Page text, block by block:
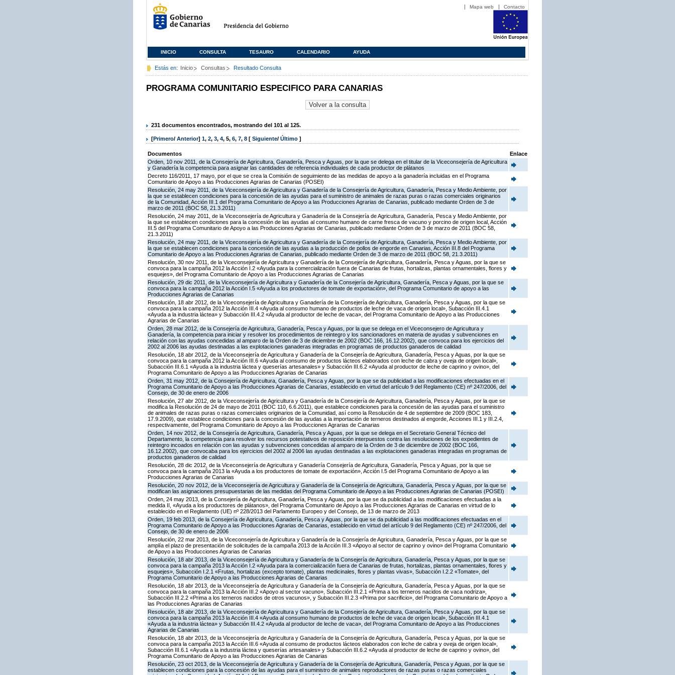
Mapa web Contacto
INICIO CONSULTA TESAURO CALENDARIO AYUDA
Estás en: Inicio Consultas Resultado Consulta
PROGRAMA COMUNITARIO ESPECIFICO PARA CANARIAS
231 documentos encontrados, mostrando del 101 al 125.
[Primero/ Anterior] 1, 2, 3, 4, 5, 6, 7, 8 [ Siguiente/ Último ]
Documentos
Enlace
Orden, 10 nov 2011, de la Consejería de Agricultura, Ganadería, Pesca y Aguas, por la que se delega en el titular de la Viceconsejería de Agricultura
y Ganadería la competencia para asignar las cantidades de referencia individuales de cada productor de plátanos
Decreto 116/2011, 17 mayo, por el que se crea la Comisión de seguimiento de las medidas de apoyo a la ganadería incluidas en el Programa
Comunitario de Apoyo a las Producciones Agrarias de Canarias (POSEI)
Resolución, 24 may 2011, de la Viceconsejería de Agricultura y Ganadería de la Consejería de Agricultura, Ganadería, Pesca y Medio Ambiente, por
la que se establecen condiciones para la concesión de las ayudas para el suministro de animales de razas puras o razas comerciales originarios
de la Comunidad, Acción III.1 del Programa Comunitario de Apoyo a las Producciones Agrarias de Canarias, publicado mediante Orden de 3 de
marzo de 2011 (BOC 58, 21.3.2011)
Resolución, 24 may 2011, de la Viceconsejería de Agricultura y Ganadería de la Consejería de Agricultura, Ganadería, Pesca y Medio Ambiente, por
la que se establecen condiciones para la concesión de las ayudas al consumo humano de carne fresca de vacuno y porcino de origen local, Acción
III.5 del Programa Comunitario de Apoyo a las Producciones Agrarias de Canarias, publicado mediante Orden de 3 de marzo de 2011 (BOC 58,
21.3.2011)
Resolución, 24 may 2011, de la Viceconsejería de Agricultura y Ganadería de la Consejería de Agricultura, Ganadería, Pesca y Medio Ambiente, por
la que se establecen condiciones para la concesión de las ayudas a la producción de pollos de engorde en Canarias, Acción III.8 del Programa
Comunitario de Apoyo a las Producciones Agrarias de Canarias, publicado mediante Orden de 3 de marzo de 2011 (BOC 58, 21.3.2011)
Resolución, 30 nov 2011, de la Viceconsejería de Agricultura y Ganadería de la Consejería de Agricultura, Ganadería, Pesca y Aguas, por la que se
convoca para la campaña 2012 la Acción I.2 «Ayuda para la comercialización fuera de Canarias de frutas, hortalizas, plantas ornamentales, flores y
esquejes», del Programa Comunitario de Apoyo a las Producciones Agrarias de Canarias
Resolución, 29 dic 2011, de la Viceconsejería de Agricultura y Ganadería de la Consejería de Agricultura, Ganadería, Pesca y Aguas, por la que se
convoca para la campaña 2012 la Acción I.5 «Ayuda a los productores de tomate de exportación», del Programa Comunitario de apoyo a las
Producciones Agrarias de Canarias
Resolución, 18 abr 2012, de la Viceconsejería de Agricultura y Ganadería de la Consejería de Agricultura, Ganadería, Pesca y Aguas, por la que se
convoca para la campaña 2012 la Acción III.4 «Ayuda al consumo humano de productos de leche de vaca de origen local», Subacción III.4.1
«Ayuda a la industria láctea» y Subacción III.4.2 «Ayuda al productor de leche de vaca», del Programa Comunitario de Apoyo a las Producciones
Agrarias de Canarias
Orden, 28 mar 2012, de la Consejería de Agricultura, Ganadería, Pesca y Aguas, por la que se delega en el Viceconsejero de Agricultura y
Ganadería, la competencia para iniciar y resolver los procedimientos de reintegro y los sancionadores en materia de ayudas y subvenciones en
relación con las ayudas concedidas al amparo de la Orden de 3 de diciembre de 2002 (BOC 166, 16.12.2002), que convoca para los ejercicios del
2002 al 2006 las ayudas destinadas a las explotaciones ganaderas integradas en programas de productos ganaderos de calidad
Resolución, 18 abr 2012, de la Viceconsejería de Agricultura y Ganadería de la Consejería de Agricultura, Ganadería, Pesca y Aguas, por la que se
convoca para la campaña 2012 la Acción III.6 «Ayuda al consumo de productos lácteos elaborados con leche de cabra y oveja de origen local»,
Subacción III.6.1 «Ayuda a la industria láctea y queserías artesanales» y Subacción III.6.2 «Ayuda al productor de leche de caprino y ovino», del
Programa Comunitario de Apoyo a las Producciones Agrarias de Canarias
Orden, 31 may 2012, de la Consejería de Agricultura, Ganadería, Pesca y Aguas, por la que se da publicidad a las modificaciones efectuadas en el
Programa Comunitario de Apoyo a las Producciones Agrarias de Canarias, establecido en virtud del artículo 9 del Reglamento (CE) nº 247/2006, del
Consejo, de 30 de enero de 2006
Resolución, 27 abr 2012, de la Viceconsejería de Agricultura y Ganadería de la Consejería de Agricultura, Ganadería, Pesca y Aguas, por la que se
modifica la Resolución de 24 de mayo de 2011 (BOC 110, 6.6.2011), que establece condiciones para la concesión de las ayudas para el suministro
de animales de razas puras o razas comerciales originarios de la Comunidad, así como la Resolución de 4 de septiembre de 2009 (BOC 183,
17.9.2009), que establece condiciones para la concesión de las ayudas a la importación de terneros destinados al engorde, Acciones III.1 y III.2.4,
respectivamente, del Programa Comunitario de Apoyo a las Producciones Agrarias de Canarias
Orden, 14 nov 2012, de la Consejería de Agricultura, Ganadería, Pesca y Aguas, por la que se delega en el Secretario General Técnico del
Departamento, la competencia para resolver los recursos potestativos de reposición interpuestos contra las resoluciones de los expedientes de
reintegro incoados en relación con las ayudas y subvenciones concedidas al amparo de la Orden de 3 de diciembre de 2002 (BOC 166,
16.12.2002), que convocaba para los ejercicios del 2002 al 2006 las ayudas destinadas a las explotaciones ganaderas integradas en programas de
productos ganaderos de calidad
Resolución, 28 dic 2012, de la Viceconsejería de Agricultura y Ganadería Consejería de Agricultura, Ganadería, Pesca y Aguas, por la que se
convoca para la campaña 2013 la «Ayuda a los productores de tomate de exportación», Acción I.5 del Programa Comunitario de Apoyo a las
Producciones Agrarias de Canarias
Resolución, 20 nov 2012, de la Viceconsejería de Agricultura y Ganadería de la Consejería de Agricultura, Ganadería, Pesca y Aguas, por la que se
modifican las asignaciones presupuestarias de las medidas del Programa Comunitario de Apoyo a las Producciones Agrarias de Canarias (POSEI)
Orden, 24 may 2013, de la Consejería de Agricultura, Ganadería, Pesca y Aguas, por la que se da publicidad a las modificaciones efectuadas a la
medida II, «Ayuda a los productores de plátanos», del Programa Comunitario de Apoyo a las Producciones Agrarias de Canarias en virtud de lo
establecido en el Reglamento (UE) nº 228/2013 del Parlamento Europeo y del Consejo, de 13 de marzo de 2013
Orden, 19 feb 2013, de la Consejería de Agricultura, Ganadería, Pesca y Aguas, por la que se da publicidad a las modificaciones efectuadas en el
Programa Comunitario de Apoyo a las Producciones Agrarias de Canarias, establecido en virtud del artículo 9 del Reglamento (CE) nº 247/2006, del
Consejo, de 30 de enero de 2006
Resolución, 22 mar 2013, de la Viceconsejería de Agricultura y Ganadería de la Consejería de Agricultura, Ganadería, Pesca y Aguas, por la que se
amplía el plazo de presentación de solicitudes de la campaña 2013 de la Acción III.3 «Apoyo al sector de caprino y ovino» del Programa Comunitario
de Apoyo a las Producciones Agrarias de Canarias
Resolución, 18 abr 2013, de la Viceconsejería de Agricultura y Ganadería de la Consejería de Agricultura, Ganadería, Pesca y Aguas, por la que se
convoca para la campaña 2013 la Acción I.2 «Ayuda para la comercialización fuera de Canarias de frutas, hortalizas, plantas ornamentales, flores y
esquejes», Subacción I.2.1 «Frutas, hortalizas (excepto tomate), plantas medicinales, flores y plantas vivas», Subacción I.2.2 «Tomate», del
Programa Comunitario de Apoyo a las Producciones Agrarias de Canarias
Resolución, 18 abr 2013, de la Viceconsejería de Agricultura y Ganadería de la Consejería de Agricultura, Ganadería, Pesca y Aguas, por la que se
convoca para la campaña 2013 la Acción III.2 «Apoyo al sector vacuno», Subacción III.2.1 «Prima a los terneros nacidos de vaca nodriza»,
Subacción III.2.2 «Prima a los terneros nacidos de otros vacunos», y Subacción III.2.3 «Prima por sacrificio», del Programa Comunitario de Apoyo a
las Producciones Agrarias de Canarias
Resolución, 18 abr 2013, de la Viceconsejería de Agricultura y Ganadería de la Consejería de Agricultura, Ganadería, Pesca y Aguas, por la que se
convoca para la campaña 2013 la Acción III.4 «Ayuda al consumo humano de productos de leche de vaca de origen local», Subacción III.4.1
«Ayuda a la industria láctea» y Subacción III.4.2 «Ayuda al productor de leche de vaca», del Programa Comunitario de Apoyo a las Producciones
Agrarias de Canarias
Resolución, 18 abr 2013, de la Viceconsejería de Agricultura y Ganadería de la Consejería de Agricultura, Ganadería, Pesca y Aguas, por la que se
convoca para la campaña 2013 la Acción III.6 «Ayuda al consumo de productos lácteos elaborados con leche de cabra y oveja de origen local»,
Subacción III.6.1 «Ayuda a la industria láctea y queserías artesanales» y Subacción III.6.2 «Ayuda al productor de leche de caprino y ovino», del
Programa Comunitario de Apoyo a las Producciones Agrarias de Canarias
Resolución, 23 oct 2013, de la Viceconsejería de Agricultura y Ganadería de la Consejería de Agricultura, Ganadería, Pesca y Aguas, por la que se
establecen condiciones para la concesión de las ayudas para el suministro de animales reproductores de razas puras o razas comerciales